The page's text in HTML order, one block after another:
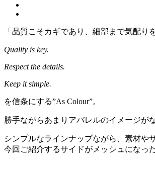
「品質こそカギであり、細部まで気配り
Quality is key.
Respect the details.
Keep it simple.
を信条にする”As Colour”。
勝手ながらあまりアパレルのイメージが
シンプルなラインナップながら、素材や
今回ご紹介するサイドがメッシュになっ